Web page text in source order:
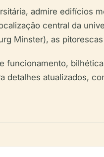
admire edifícios
central da
Minster), as
detalhes atualizados,